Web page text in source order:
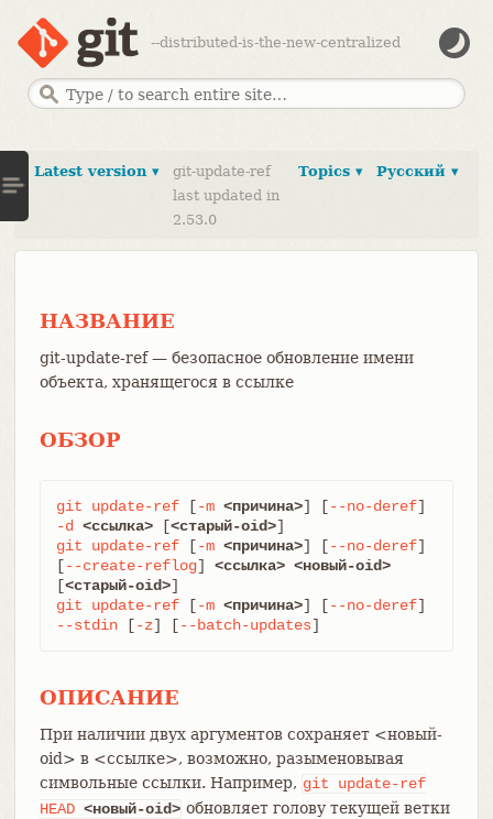
--distributed-is-the-new-centralized
Русский ▾
Topics ▾
Latest version ▾
git-update-ref
last updated in
2.53.0
НАЗВАНИЕ
git-update-ref — безопасное обновление имени
объекта, хранящегося в ссылке
ОБЗОР
git update-ref [-m <причина>] [--no-deref
-d
<ссылка> [<старый-oid>
git
update-ref [-m <причина>] [--no-deref]
[--create-reflog] <ссылка> <новый-oid>
[<старый-oid>
git
update-ref [-m <причина>] [--no-deref
--stdin [-z] [--batch-updates]
ОПИСАНИЕ
При наличии двух аргументов сохраняет <новый-
oid> в <ссылке>, возможно, разыменовывая
символьные ссылки. Например, git
update-ref
HEAD <новый-oid> обновляет голову текущей ветки